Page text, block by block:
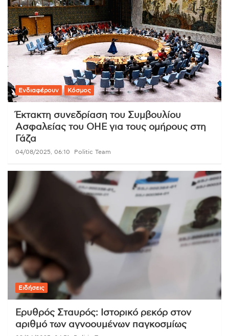
Ενδιαφέρουν Κόσμος
Έκτακτη συνεδρίαση του Συμβουλίου
Ασφαλείας του ΟΗΕ για τους ομήρους στη
Γάζα
04/08/2025, 06:10 Politic Team
Ειδήσεις
Ερυθρός Σταυρός: Ιστορικό ρεκόρ στον
αριθμό των αγνοουμένων παγκοσμίως